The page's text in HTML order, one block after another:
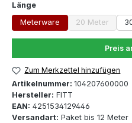
Längeauswählen
Meterware
20 Meter
(Diese
Preis
Zum Merkzettel hinzufügen
Artikelnummer: 104207600000
Hersteller: FITT
EAN: 4251534129446
Versandart: Paket bis 12 Meter